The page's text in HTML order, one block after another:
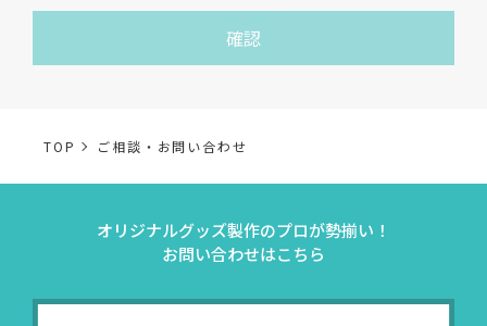
お客様の個人情報は、各種お問い合わせ対応のため、弊社
において正当な事業遂行の範囲内で利用いたします。
事業内容 個人情報の利用目的
受発注業務
当社通信販売における
業務上のご連絡および
確認
TOP ご相談・お問い合わせ
オリジナルグッズ製作のプロが勢揃い！
お問い合わせはこちら